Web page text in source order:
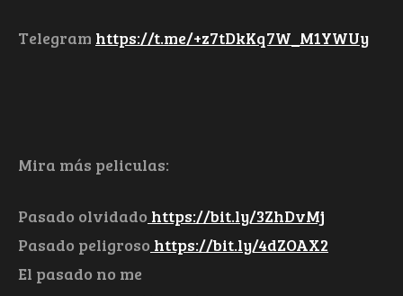
Telegram https://t.me/+z7tDkKq7W_M1YWUy
Mira más peliculas:
Pasado olvidado https://bit.ly/3ZhDvMj
Pasado peligroso https://bit.ly/4dZOAX2
El pasado no me